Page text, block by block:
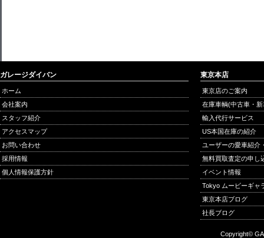
ガレージダイバン
ホーム
会社案内
スタッフ紹介
アクセスマップ
お問い合わせ
採用情報
個人情報保護方針
東京本店
東京店のご案内
在庫車輌(中古車・
輸入代行サービス
US本国在庫の紹介
ユーザーの愛車紹介
無料買取査定の申し
イベント情報
Tokyo ムービーギャ
東京本店ブログ
社長ブログ
Copyright©